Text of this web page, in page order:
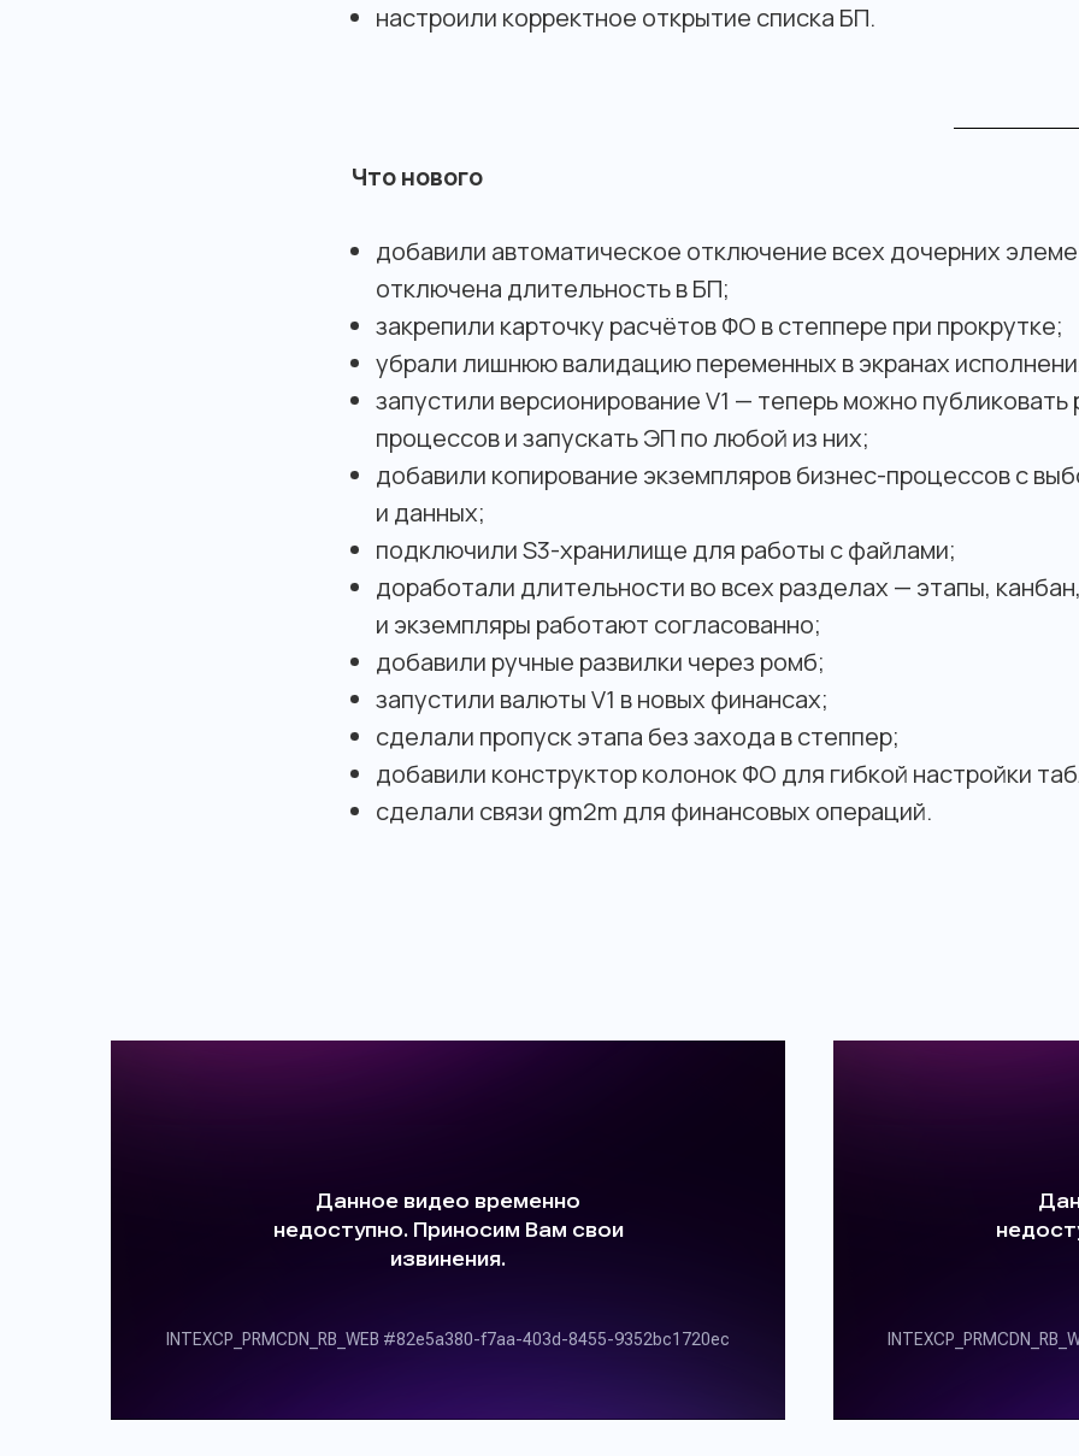
настроили корректное открытие списка БП.
Что нового
добавили автоматическое отключение всех дочерних
отключена длительность в БП;
закрепили карточку расчётов ФО в степпере при прокрутке;
убрали лишнюю валидацию переменных в экранах
запустили версионирование V1 — теперь можно публиковать
процессов и запускать ЭП по любой из них;
добавили копирование экземпляров бизнес-процессов с
и данных;
подключили S3-хранилище для работы с файлами;
доработали длительности во всех разделах — этапы,
и экземпляры работают согласованно;
добавили ручные развилки через ромб;
запустили валюты V1 в новых финансах;
сделали пропуск этапа без захода в степпер;
добавили конструктор колонок ФО для гибкой настройки
сделали связи gm2m для финансовых операций.